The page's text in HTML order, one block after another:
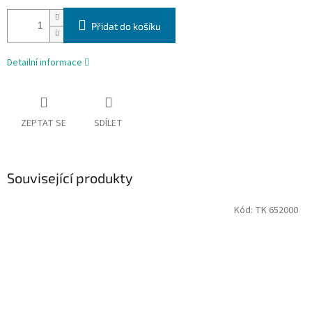
Přidat do košíku
Detailní informace
ZEPTAT SE SDÍLET
Související produkty
Kód: TK 652000